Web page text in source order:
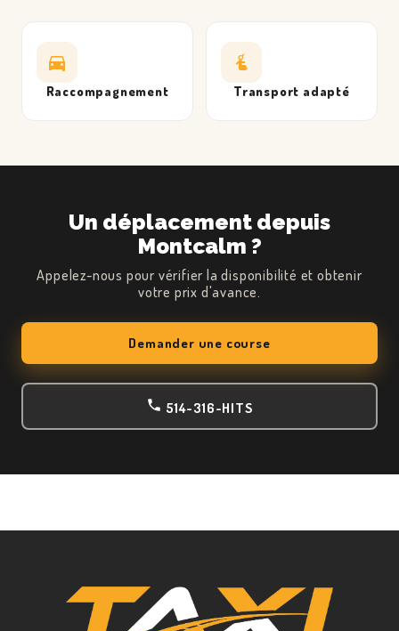
CLIENTS
RÉSERVATION
CHAUFFEURS
Raccompagnement Transport adapté
Un déplacement depuis
Montcalm ?
Appelez-nous pour vérifier la disponibilité et obtenir
votre prix d'avance.
Demander une course
514-316-HITS